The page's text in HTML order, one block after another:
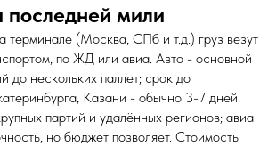
мили
терминале (Москва, СПб и т.д.) груз везут
по ЖД или авиа. Авто - основной
до нескольких паллет; срок до
Казани - обычно 3-7 дней.
партий и удалённых регионов; авиа
но бюджет позволяет. Стоимость